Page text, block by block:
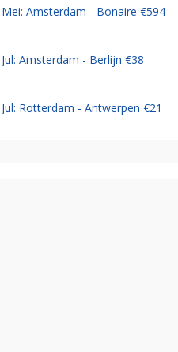
Mei: Amsterdam - Bonaire €594
Jul: Amsterdam - Berlijn €38
Jul: Rotterdam - Antwerpen €21